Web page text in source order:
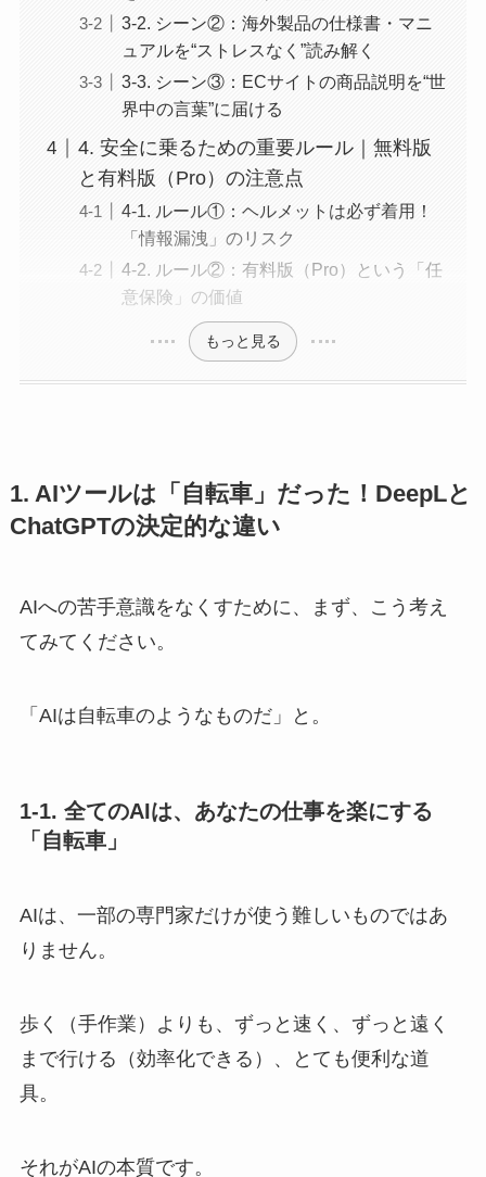
3-2. シーン②：海外製品の仕様書・マニ
ュアルを“ストレスなく”読み解く
3-3. シーン③：ECサイトの商品説明を“世
界中の言葉”に届ける
4. 安全に乗るための重要ルール｜無料版
と有料版（Pro）の注意点
4-1. ルール①：ヘルメットは必ず着用！
「情報漏洩」のリスク
4-2. ルール②：有料版（Pro）という「任
意保険」の価値
もっと見る
1. AIツールは「自転車」だった！DeepLと
ChatGPTの決定的な違い
AIへの苦手意識をなくすために、まず、こう考え
てみてください。
「AIは自転車のようなものだ」と。
1-1. 全てのAIは、あなたの仕事を楽にする
「自転車」
AIは、一部の専門家だけが使う難しいものではあ
りません。
歩く（手作業）よりも、ずっと速く、ずっと遠く
まで行ける（効率化できる）、とても便利な道
具。
それがAIの本質です。